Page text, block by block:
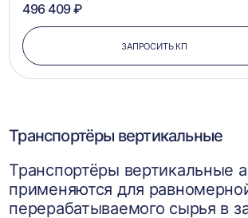
496 409 ₽
ЗАПРОСИТЬ КП
Транспортёры вертикальные
Транспортёры вертикальные
применяются для
перерабатываемого сырья в